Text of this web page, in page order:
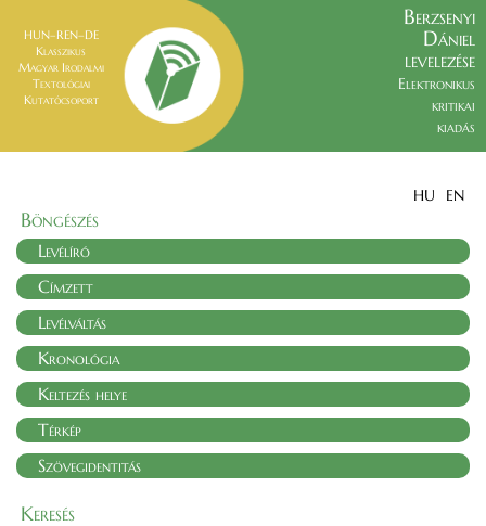
HUN–REN–DE
Klasszikus
Magyar Irodalmi
Textológiai
Kutatócsoport
Berzsenyi
Dániel
levelezése
Elektronikus
kritikai
kiadás
HU EN
Böngészés
Levélíró
Címzett
Levélváltás
Kronológia
Keltezés helye
Térkép
Szövegidentitás
Keresés